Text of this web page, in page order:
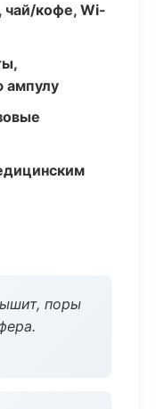
чай/кофе, Wi-
ампулу
поры